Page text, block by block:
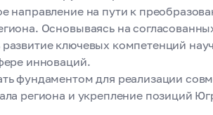
Фонд
подписали
направление на пути к
Основываясь на
ключевых компетенций
инноваций.
фундаментом для реализации
региона и укрепление позиций